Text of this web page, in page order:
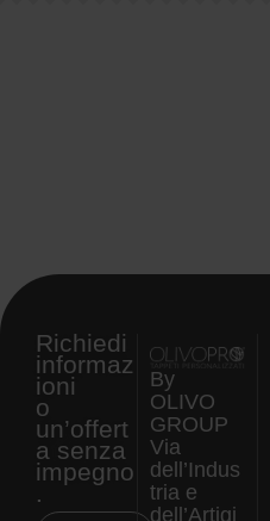
Richiedi
informaz
ioni
o
un’offert
a senza
impegno
.
By
OLIVO
GROUP
Via
dell’Indus
tria e